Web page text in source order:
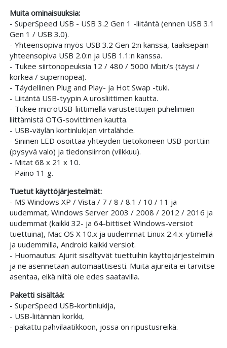
Muita ominaisuuksia:
- SuperSpeed USB - USB 3.2 Gen 1 -liitäntä (ennen USB 3.1
Gen 1 / USB 3.0).
- Yhteensopiva myös USB 3.2 Gen 2:n kanssa, taaksepäin
yhteensopiva USB 2.0:n ja USB 1.1:n kanssa.
- Tukee siirtonopeuksia 12 / 480 / 5000 Mbit/s (täysi /
korkea / supernopea).
- Täydellinen Plug and Play- ja Hot Swap -tuki.
- Liitäntä USB-tyypin A urosliittimen kautta.
- Tukee microUSB-liittimellä varustettujen puhelimien
liittämistä OTG-sovittimen kautta.
- USB-väylän kortinlukijan virtalähde.
- Sininen LED osoittaa yhteyden tietokoneen USB-porttiin
(pysyvä valo) ja tiedonsiirron (vilkkuu).
- Mitat 68 x 21 x 10.
- Paino 11 g.
Tuetut käyttöjärjestelmät:
- MS Windows XP / Vista / 7 / 8 / 8.1 / 10 / 11 ja
uudemmat, Windows Server 2003 / 2008 / 2012 / 2016 ja
uudemmat (kaikki 32- ja 64-bittiset Windows-versiot
tuettuina), Mac OS X 10.x ja uudemmat Linux 2.4.x-ytimellä
ja uudemmilla, Android kaikki versiot.
- Huomautus: Ajurit sisältyvät tuettuihin käyttöjärjestelmiin
ja ne asennetaan automaattisesti. Muita ajureita ei tarvitse
asentaa, eikä niitä ole edes saatavilla.
Paketti sisältää:
- SuperSpeed USB-kortinlukija,
- USB-liitännän korkki,
- pakattu pahvilaatikkoon, jossa on ripustusreikä.